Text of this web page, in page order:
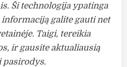
Ši technologija ypatinga
galite gauti net
Taigi, tereikia
ir gausite aktualiausią
pasirodys.